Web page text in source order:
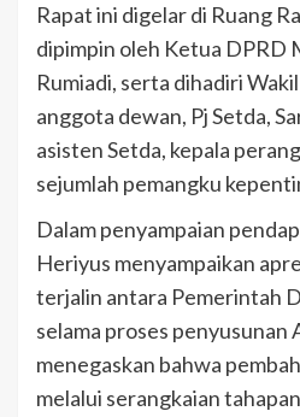
Rapat ini digelar di Ruang
dipimpin oleh Ketua DPRD
Rumiadi, serta dihadiri
anggota dewan, Pj Setda,
asisten Setda, kepala
sejumlah pemangku
Dalam penyampaian
Heriyus menyampaikan
terjalin antara Pemerintah
selama proses penyusunan
menegaskan bahwa
melalui serangkaian